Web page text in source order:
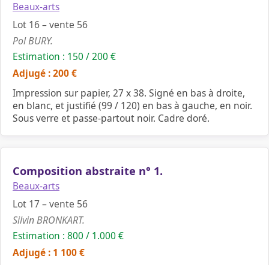
Beaux-arts
Lot 16 – vente 56
Pol BURY.
Estimation : 150 / 200 €
Adjugé : 200 €
Impression sur papier, 27 x 38. Signé en bas à droite,
en blanc, et justifié (99 / 120) en bas à gauche, en noir.
Sous verre et passe-partout noir. Cadre doré.
Composition abstraite n° 1.
Beaux-arts
Lot 17 – vente 56
Silvin BRONKART.
Estimation : 800 / 1.000 €
Adjugé : 1 100 €